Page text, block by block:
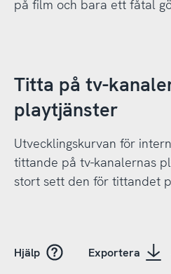
på film och bara ett fåtal
Titta på tv-
playtjänster
Utvecklingskurvan för
tittande på tv-kanalernas
stort sett den för tittandet
Hjälp Exportera